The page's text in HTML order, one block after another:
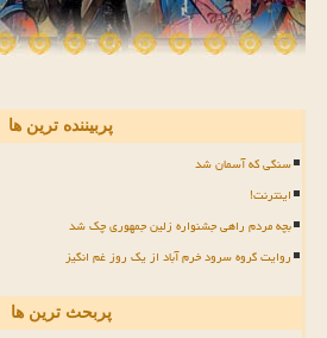
پربیننده ترین ها
سنگی که آسمان شد
اینترنت!
بچه مردم راهی جشنواره زلین جمهوری چک شد
روایت گروه سرود خرم آباد از یک روز غم انگیز
پربحث ترین ها